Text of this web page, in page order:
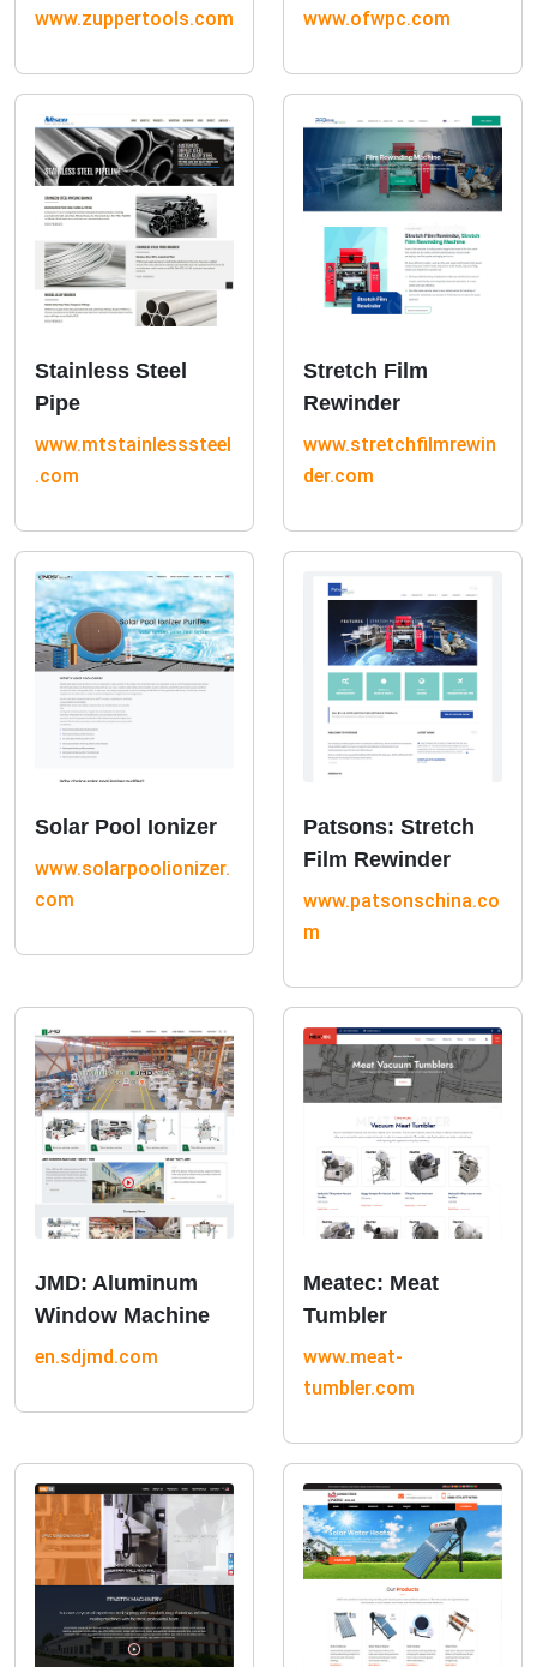
www.zuppertools.com www.ofwpc.com
Stainless Steel
Pipe
www.mtstainlesssteel
.com
Stretch Film
Rewinder
www.stretchfilmrewin
der.com
Solar Pool Ionizer
www.solarpoolionizer.
com
Patsons: Stretch
Film Rewinder
www.patsonschina.co
m
JMD: Aluminum
Window Machine
en.sdjmd.com
Meatec: Meat
Tumbler
www.meat-
tumbler.com